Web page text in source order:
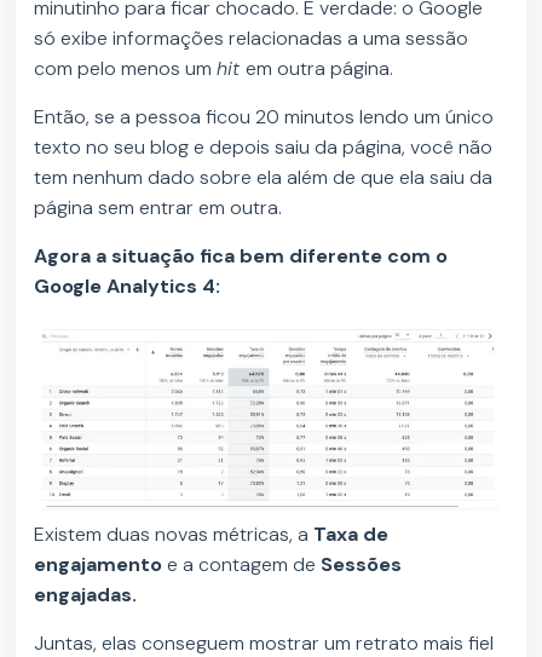
minutinho para ficar chocado. É verdade: o Google
só exibe informações relacionadas a uma sessão
com pelo menos umhitem outra página.
Então, se a pessoa ficou 20 minutos lendo um único
texto no seu blog e depois saiu da página, você não
tem nenhum dado sobre ela além de que ela saiu da
página sem entrar em outra.
Agora a situação fica bem diferente com o
Google Analytics 4:
Existem duas novas métricas, a Taxa de
engajamentoe a contagem de Sessões
engajadas.
Juntas, elas conseguem mostrar um retrato mais fiel